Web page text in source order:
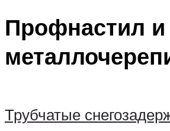
Профнастил и
Трубчатые